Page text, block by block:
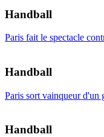
Handball
Paris fait le spectacle
Handball
Paris sort vainqueur d'un
Handball